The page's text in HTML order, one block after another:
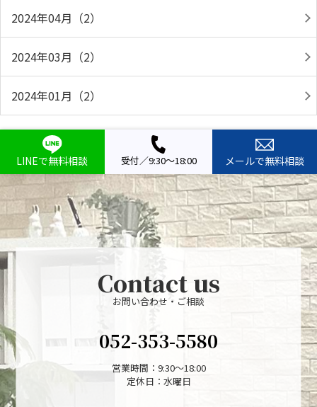
2024年04月（2）
2024年03月（2）
2024年01月（2）
LINEで無料相談 受付／9:30～18:00 メールで無料相談
Contact us
お問い合わせ・ご相談
052-353-5580
営業時間：9:30～18:00
定休日：水曜日